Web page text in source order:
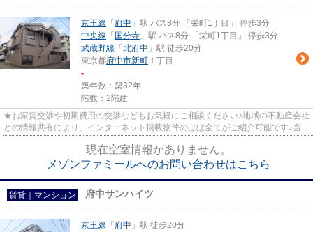
京王線 「 府中 」駅 バス8分 「栄町1丁目」 停歩3分
中央線 「 国分寺 」駅 バス8分 「栄町1丁目」 停歩3分
武蔵野線 「 北府中 」駅 徒歩20分
東京都府中市新町 １丁目
-
築年数：築32年
階数：2階建
★お家賃交渉や初期費用の交渉などもお気軽にご相談ください♪地域の不動産会社
との情報共有により、インターネット掲載物件のほぼ全てがご紹介可能です♪当店
現在空室情報がありません。
メゾンファミールへのお問い合わせはこちら
賃貸｜マンション 府中サンハイツ
京王線 「 府中 」駅 徒歩20分